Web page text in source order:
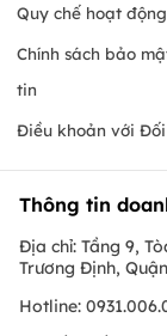
Quy chế hoạt động
Chính sách bảo
tin
Điều khoản với
Thông tin
Địa chỉ: Tầng 9,
Trương Định,
Hotline: